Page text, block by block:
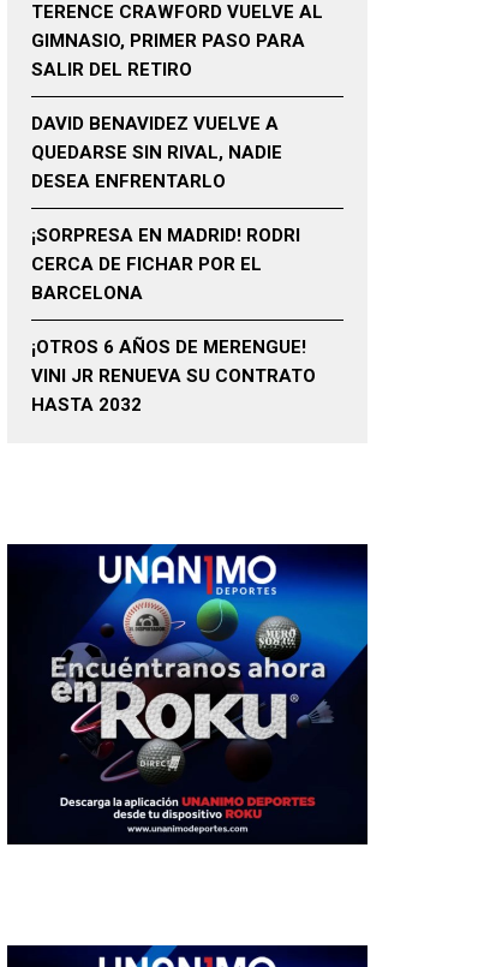
TERENCE CRAWFORD VUELVE AL
GIMNASIO, PRIMER PASO PARA
SALIR DEL RETIRO
DAVID BENAVIDEZ VUELVE A
QUEDARSE SIN RIVAL, NADIE
DESEA ENFRENTARLO
¡SORPRESA EN MADRID! RODRI
CERCA DE FICHAR POR EL
BARCELONA
¡OTROS 6 AÑOS DE MERENGUE!
VINI JR RENUEVA SU CONTRATO
HASTA 2032